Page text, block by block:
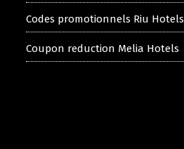
Codes promotionnels Riu Hotels
Coupon reduction Melia Hotels